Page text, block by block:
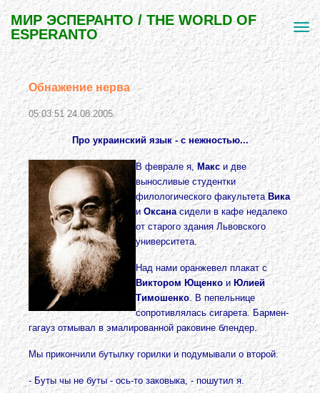
МИР ЭСПЕРАНТО / THE WORLD OF
ESPERANTO
Обнажение нерва
05:03:51 24.08.2005
Про украинский язык - с нежностью...
В феврале я,Макс и две
выносливые студентки
филологического факультета Вика
иОксанасидели в кафе недалеко
от старого здания Львовского
университета.
Над нами оранжевел плакат с
Виктором Ющенко иЮлией
Тимошенко. В пепельнице
сопротивлялась сигарета. Бармен-
гагауз отмывал в эмалированной раковине блендер.
Мы прикончили бутылку горилки и подумывали о второй.
- Буты чы не буты - ось-то заковыка, - пошутил я.